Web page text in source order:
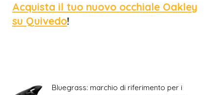
Acquista il tuo nuovo occhiale Oakley
su Quivedo!
Bluegrass: marchio di riferimento per i